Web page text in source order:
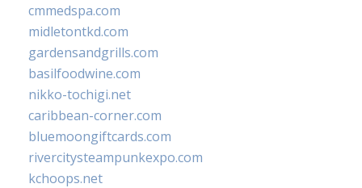
cmmedspa.com
midletontkd.com
gardensandgrills.com
basilfoodwine.com
nikko-tochigi.net
caribbean-corner.com
bluemoongiftcards.com
rivercitysteampunkexpo.com
kchoops.net